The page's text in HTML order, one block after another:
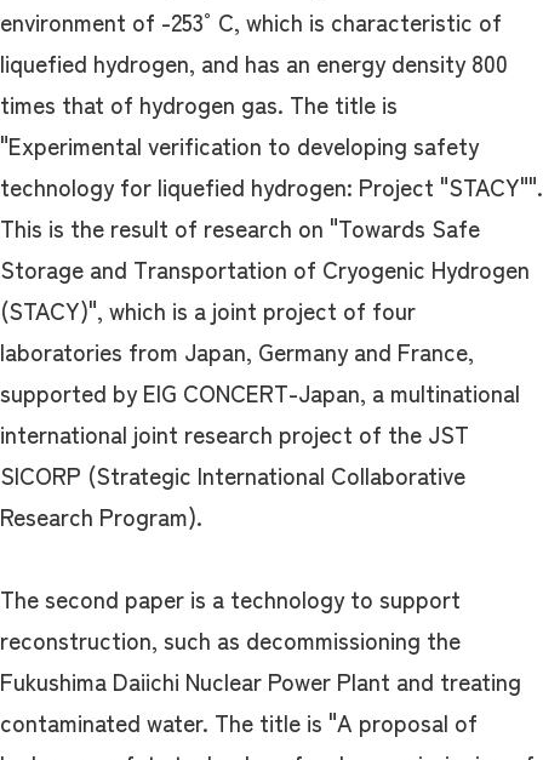
environment of -253°C, which is characteristic of
liquefied hydrogen, and has an energy density 800
times that of hydrogen gas. The title is
"Experimental verification to developing safety
technology for liquefied hydrogen: Project "STACY"".
This is the result of research on "Towards Safe
Storage and Transportation of Cryogenic Hydrogen
(STACY)", which is a joint project of four
laboratories from Japan, Germany and France,
supported by EIG CONCERT-Japan, a multinational
international joint research project of the JST
SICORP (Strategic International Collaborative
Research Program).
The second paper is a technology to support
reconstruction, such as decommissioning the
Fukushima Daiichi Nuclear Power Plant and treating
contaminated water. The title is "A proposal of